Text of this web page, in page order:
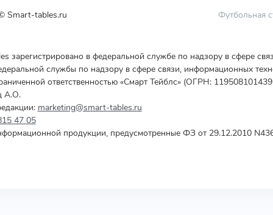
Smart-tables.ru Футбольная
зарегистрировано в федеральной службе по надзору в сфере
службы по надзору в сфере связи, информационных
ответственностью «Смарт Тейблс» (ОГРН:
А.О.
marketing@smart-tables.ru
47 05
продукции, предусмотренные ФЗ от 29.12.2010